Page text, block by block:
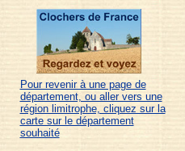
Pour revenir à une page de
département, ou aller vers une
région limitrophe, cliquez sur la
carte sur le département
souhaité